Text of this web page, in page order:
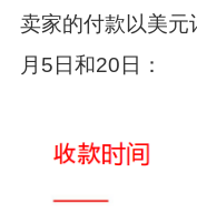
卖家的付款以美元
月5日和20日：